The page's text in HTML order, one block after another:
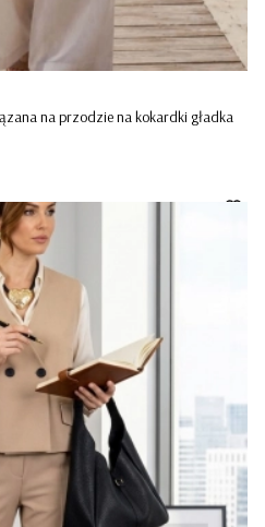
na przodzie na kokardki gładka